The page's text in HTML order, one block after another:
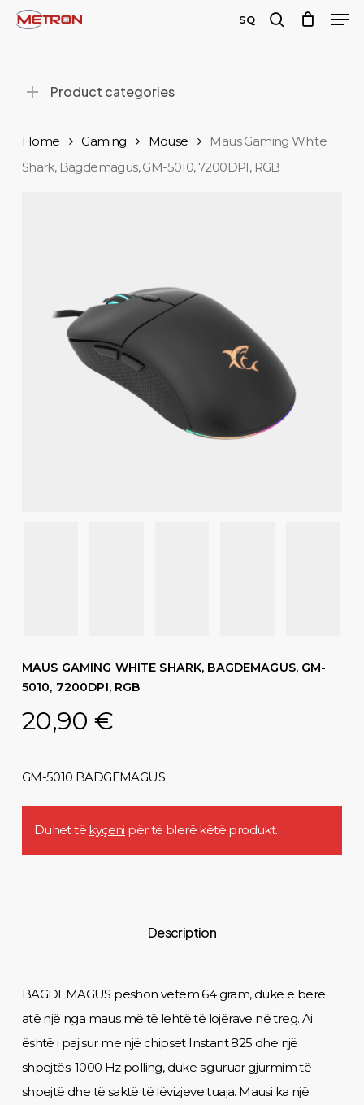
Skip
content
SQ
Product categories
Home Gaming Mouse
Maus Gaming White
Shark, Bagdemagus, GM-5010, 7200DPI, RGB
MAUS GAMING WHITE SHARK, BAGDEMAGUS, GM-
5010, 7200DPI, RGB
20,90€
GM-5010 BADGEMAGUS
Duhet të kyçeni për të blerë këtë produkt.
Description
BAGDEMAGUS peshon vetëm 64 gram, duke e bërë
atë një nga maus më të lehtë të lojërave në treg. Ai
është i pajisur me një chipset Instant 825 dhe një
shpejtësi 1000 Hz polling, duke siguruar gjurmim të
shpejtë dhe të saktë të lëvizjeve tuaja. Mausi ka një